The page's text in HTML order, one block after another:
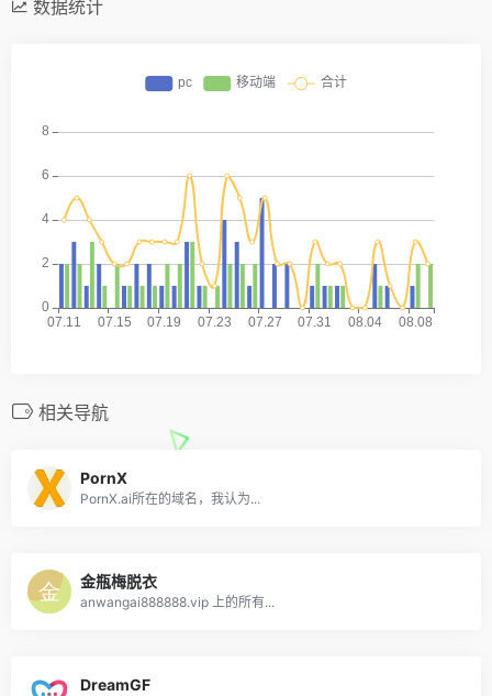
数据统计
相关导航
PornX
PornX.ai所在的域名，我认为...
金瓶梅脱衣
anwangai888888.vip 上的所有...
DreamGF